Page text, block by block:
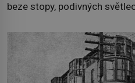
beze stopy, podivných
dávných legendách. Je
skutečně prokletým místem,
nebezpečná příroda
nejpůsobivějších námořních